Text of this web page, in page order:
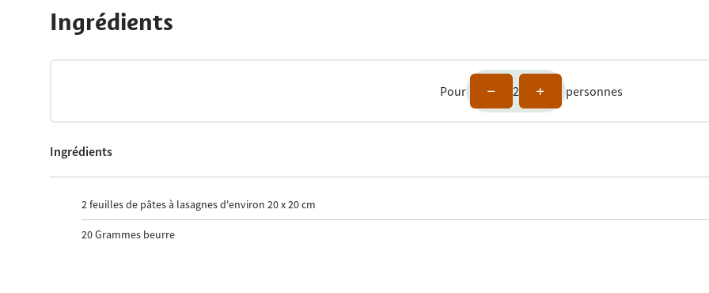
Ingrédients
Pour 2 personnes
Ingrédients
2feuilles de pâtes à lasagnes d'environ 20 x 20 cm
20Grammes beurre